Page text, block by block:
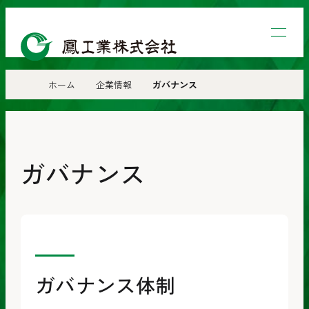
鳳
工
株
社
ホーム 企業情報 ガバナンス
ガバナンス
ガバナンス体制